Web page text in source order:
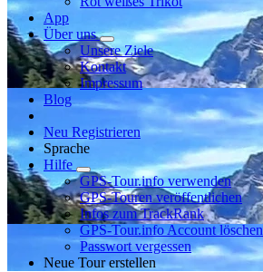
App
Über uns
Unsere Ziele
Kontakt
Impressum
Blog
Neu Registrieren
Sprache
Hilfe
GPS-Tour.info verwenden
GPS-Touren veröffentlichen
Infos zum TrackRank
GPS-Tour.info Account löschen
Passwort vergessen
Neue Tour erstellen